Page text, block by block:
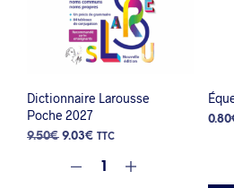
Dictionnaire Larousse
Poche 2027
9.50€ Le
initial
9.03€ Le
actuel
TTC
0.80